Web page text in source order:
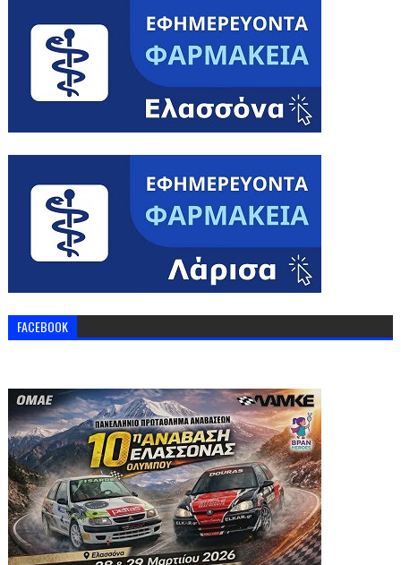
FACEBOOK